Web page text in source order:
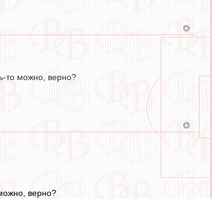
то можно, верно?
верно?